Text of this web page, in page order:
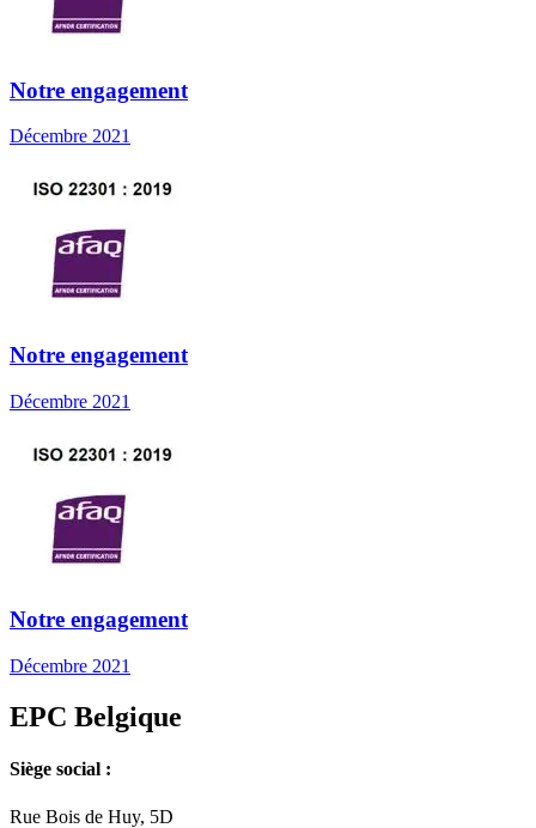
Notre engagement
Décembre 2021
Notre engagement
Décembre 2021
Notre engagement
Décembre 2021
EPC Belgique
Siège social :
Rue Bois de Huy, 5D